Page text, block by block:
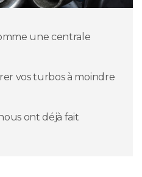
une centrale
vos turbos à moindre
ont déjà fait